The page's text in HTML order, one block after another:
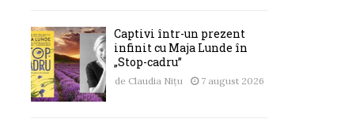
Captivi într-un prezent
infinit cu Maja Lunde în
„Stop-cadru”
de Claudia Nițu 7 august 2026